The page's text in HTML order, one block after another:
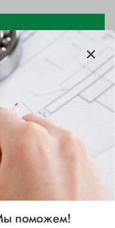
поможем!